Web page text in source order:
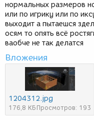
нормальных размеров
или по игрику или по
выходит а пытаешся
осям то опять всё
ваобче не так делатся
Вложения
1204312.jpg
176,8 КБ Просмотров: 193